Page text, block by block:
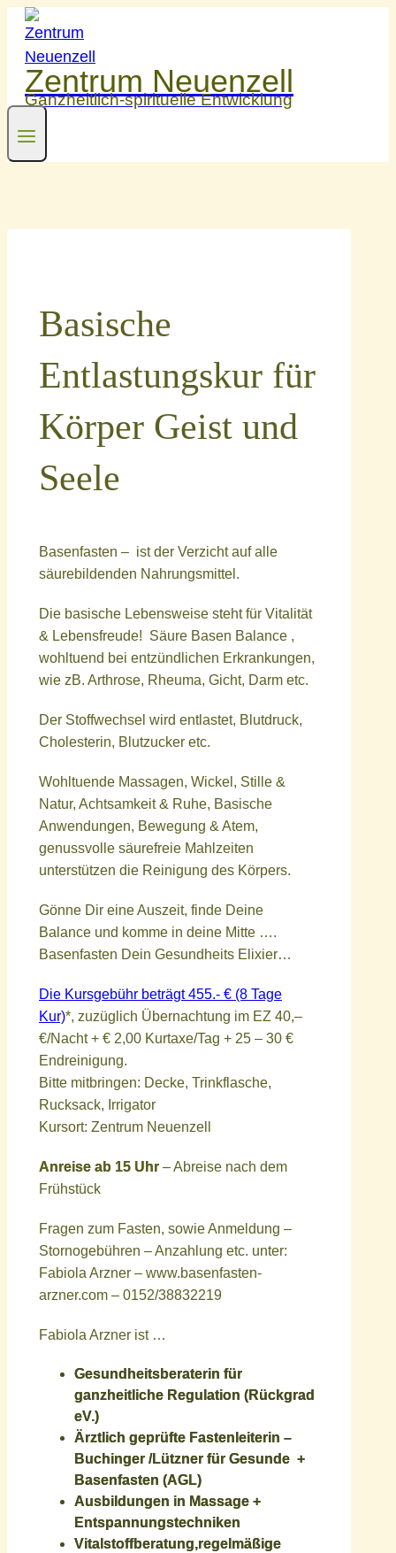
Zum
Inhalt
springen
Zentrum Neuenzell
Ganzheitlich-spirituelle Entwicklung
Basische
Entlastungskur für
Körper Geist und
Seele
Basenfasten – ist der Verzicht auf alle
säurebildenden Nahrungsmittel.
Die basische Lebensweise steht für Vitalität
& Lebensfreude! Säure Basen Balance ,
wohltuend bei entzündlichen Erkrankungen,
wie zB. Arthrose, Rheuma, Gicht, Darm etc.
Der Stoffwechsel wird entlastet, Blutdruck,
Cholesterin, Blutzucker etc.
Wohltuende Massagen, Wickel, Stille &
Natur, Achtsamkeit & Ruhe, Basische
Anwendungen, Bewegung & Atem,
genussvolle säurefreie Mahlzeiten
unterstützen die Reinigung des Körpers.
Gönne Dir eine Auszeit, finde Deine
Balance und komme in deine Mitte ….
Basenfasten Dein Gesundheits Elixier…
Die Kursgebühr beträgt 455.- € (8 Tage
Kur)*, zuzüglich Übernachtung im EZ 40,–
€/Nacht + € 2,00 Kurtaxe/Tag + 25 – 30 €
Endreinigung.
Bitte mitbringen: Decke, Trinkflasche,
Rucksack, Irrigator
Kursort: Zentrum Neuenzell
Anreise ab 15 Uhr – Abreise nach dem
Frühstück
Fragen zum Fasten, sowie Anmeldung –
Stornogebühren – Anzahlung etc. unter:
Fabiola Arzner – www.basenfasten-
arzner.com – 0152/38832219
Fabiola Arzner ist …
Gesundheitsberaterin für
ganzheitliche Regulation (Rückgrad
eV.)
Ärztlich geprüfte Fastenleiterin –
Buchinger /Lützner für Gesunde +
Basenfasten (AGL)
Ausbildungen in Massage +
Entspannungstechniken
Vitalstoffberatung,regelmäßige